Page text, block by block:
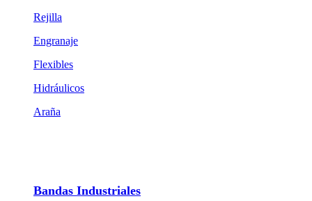
Rejilla
Engranaje
Flexibles
Hidráulicos
Araña
Bandas Industriales